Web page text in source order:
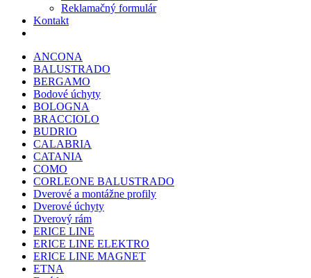
Reklamačný formulár
Kontakt
ANCONA
BALUSTRADO
BERGAMO
Bodové úchyty
BOLOGNA
BRACCIOLO
BUDRIO
CALABRIA
CATANIA
COMO
CORLEONE BALUSTRADO
Dverové a montážne profily
Dverové úchyty
Dverový rám
ERICE LINE
ERICE LINE ELEKTRO
ERICE LINE MAGNET
ETNA